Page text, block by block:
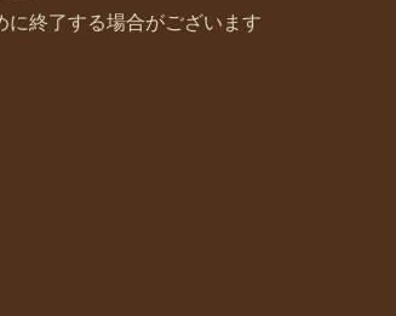
終了する場合がございます